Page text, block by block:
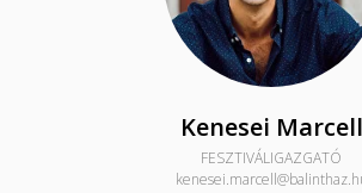
Kenesei Marcell
FESZTIVÁLIGAZGATÓ